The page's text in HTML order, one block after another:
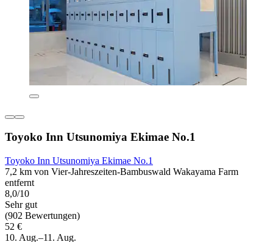
Toyoko Inn Utsunomiya Ekimae No.1
Toyoko Inn Utsunomiya Ekimae No.1
7,2 km von Vier-Jahreszeiten-Bambuswald Wakayama Farm
entfernt
8,0/10
Sehr gut
(902 Bewertungen)
52 €
10. Aug.–11. Aug.